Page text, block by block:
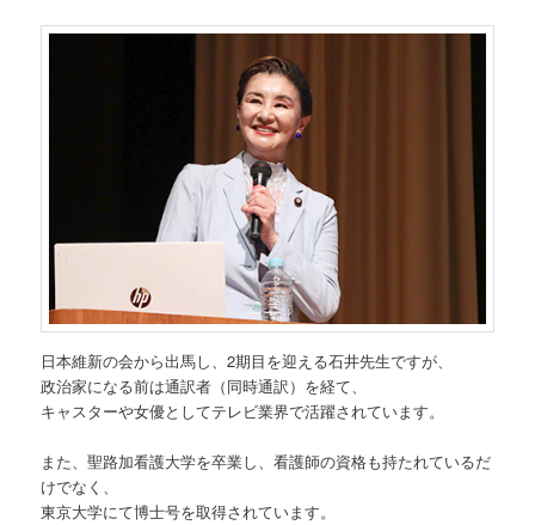
日本維新の会から出馬し、2期目を迎える石井先生ですが、
政治家になる前は通訳者（同時通訳）を経て、
キャスターや女優としてテレビ業界で活躍されています。
また、聖路加看護大学を卒業し、看護師の資格も持たれているだ
けでなく、
東京大学にて博士号を取得されています。